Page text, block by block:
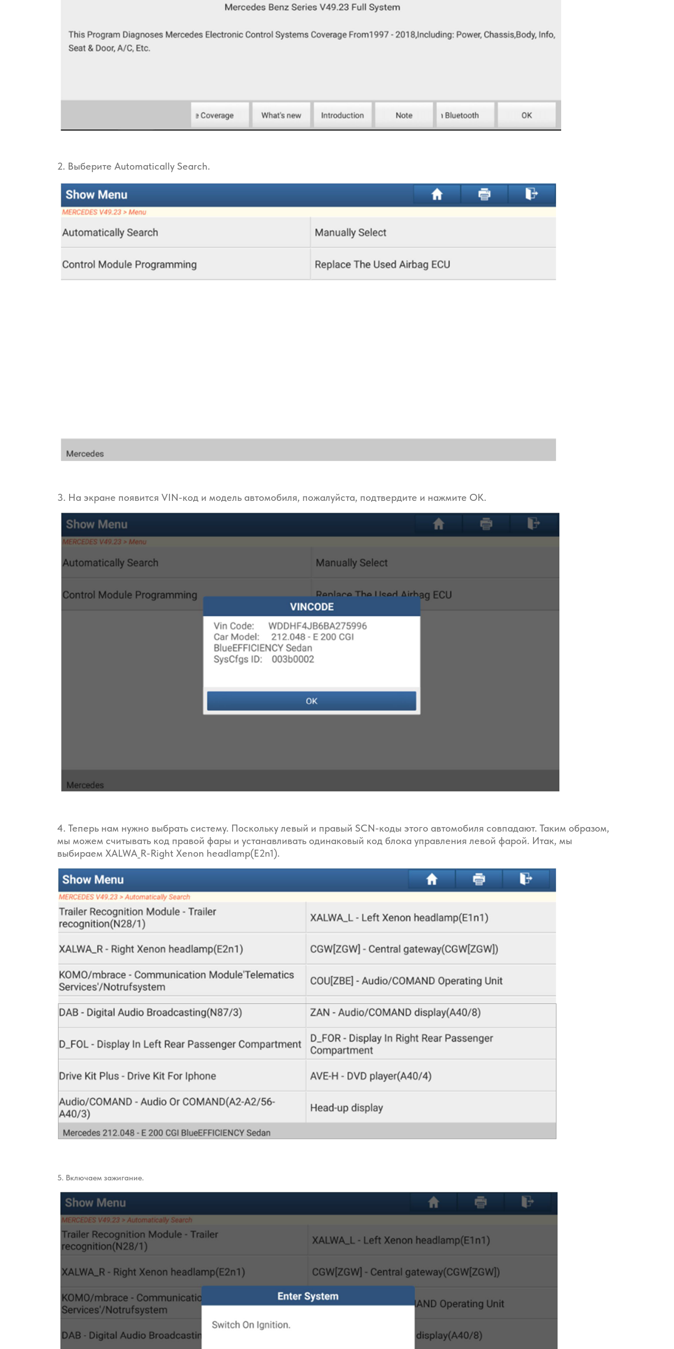
2. Выберите Automatically Search.
3. На экране появится VIN-код и модель автомобиля, пожалуйста, подтвердите и нажмите OK.
4. Теперь нам нужно выбрать систему. Поскольку левый и правый SCN-коды этого автомобиля совпадают. Таким образом,
мы можем считывать код правой фары и устанавливать одинаковый код блока управления левой фарой. Итак, мы
выбираем XALWA_R-Right Xenon headlamp(E2n1).
5. Включаем зажигание.